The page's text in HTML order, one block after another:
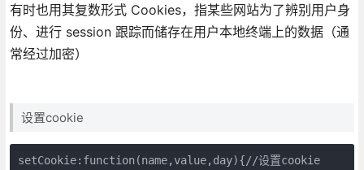
有时也用其复数形式 Cookies，指某些网站为了辨别用户身
份、进行 session 跟踪而储存在用户本地终端上的数据（通
常经过加密）
设置cookie
setCookie:function(name,value,day){//设置cookie